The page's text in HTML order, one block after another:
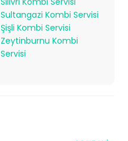
Sultangazi Kombi Servisi
Şişli Kombi Servisi
Zeytinburnu Kombi
Servisi